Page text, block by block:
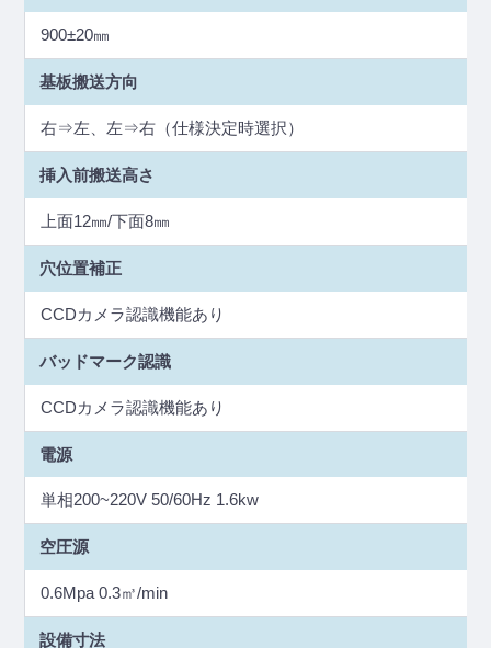
900±20㎜
基板搬送方向
右⇒左、左⇒右（仕様決定時選択）
挿入前搬送高さ
上面12㎜/下面8㎜
穴位置補正
CCDカメラ認識機能あり
バッドマーク認識
CCDカメラ認識機能あり
電源
単相200~220V 50/60Hz 1.6kw
空圧源
0.6Mpa 0.3㎥/min
設備寸法